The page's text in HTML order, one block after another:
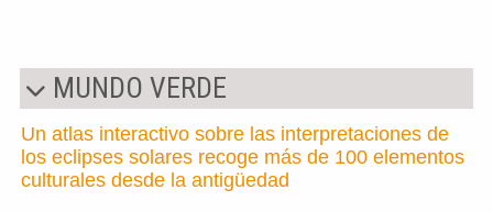
MUNDO VERDE
Un atlas interactivo sobre las interpretaciones de
los eclipses solares recoge más de 100 elementos
culturales desde la antigüedad